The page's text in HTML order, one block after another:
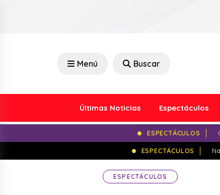
Menú Buscar
Últimas Noticias Espectáculos
ESPECTÁCULOS
ESPECTÁCULOS
ESPECTÁCULOS